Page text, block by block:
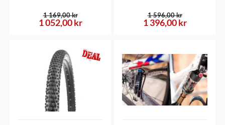
1 052,00 kr
1 169,00 kr
1 396,00 kr
1 596,00 kr